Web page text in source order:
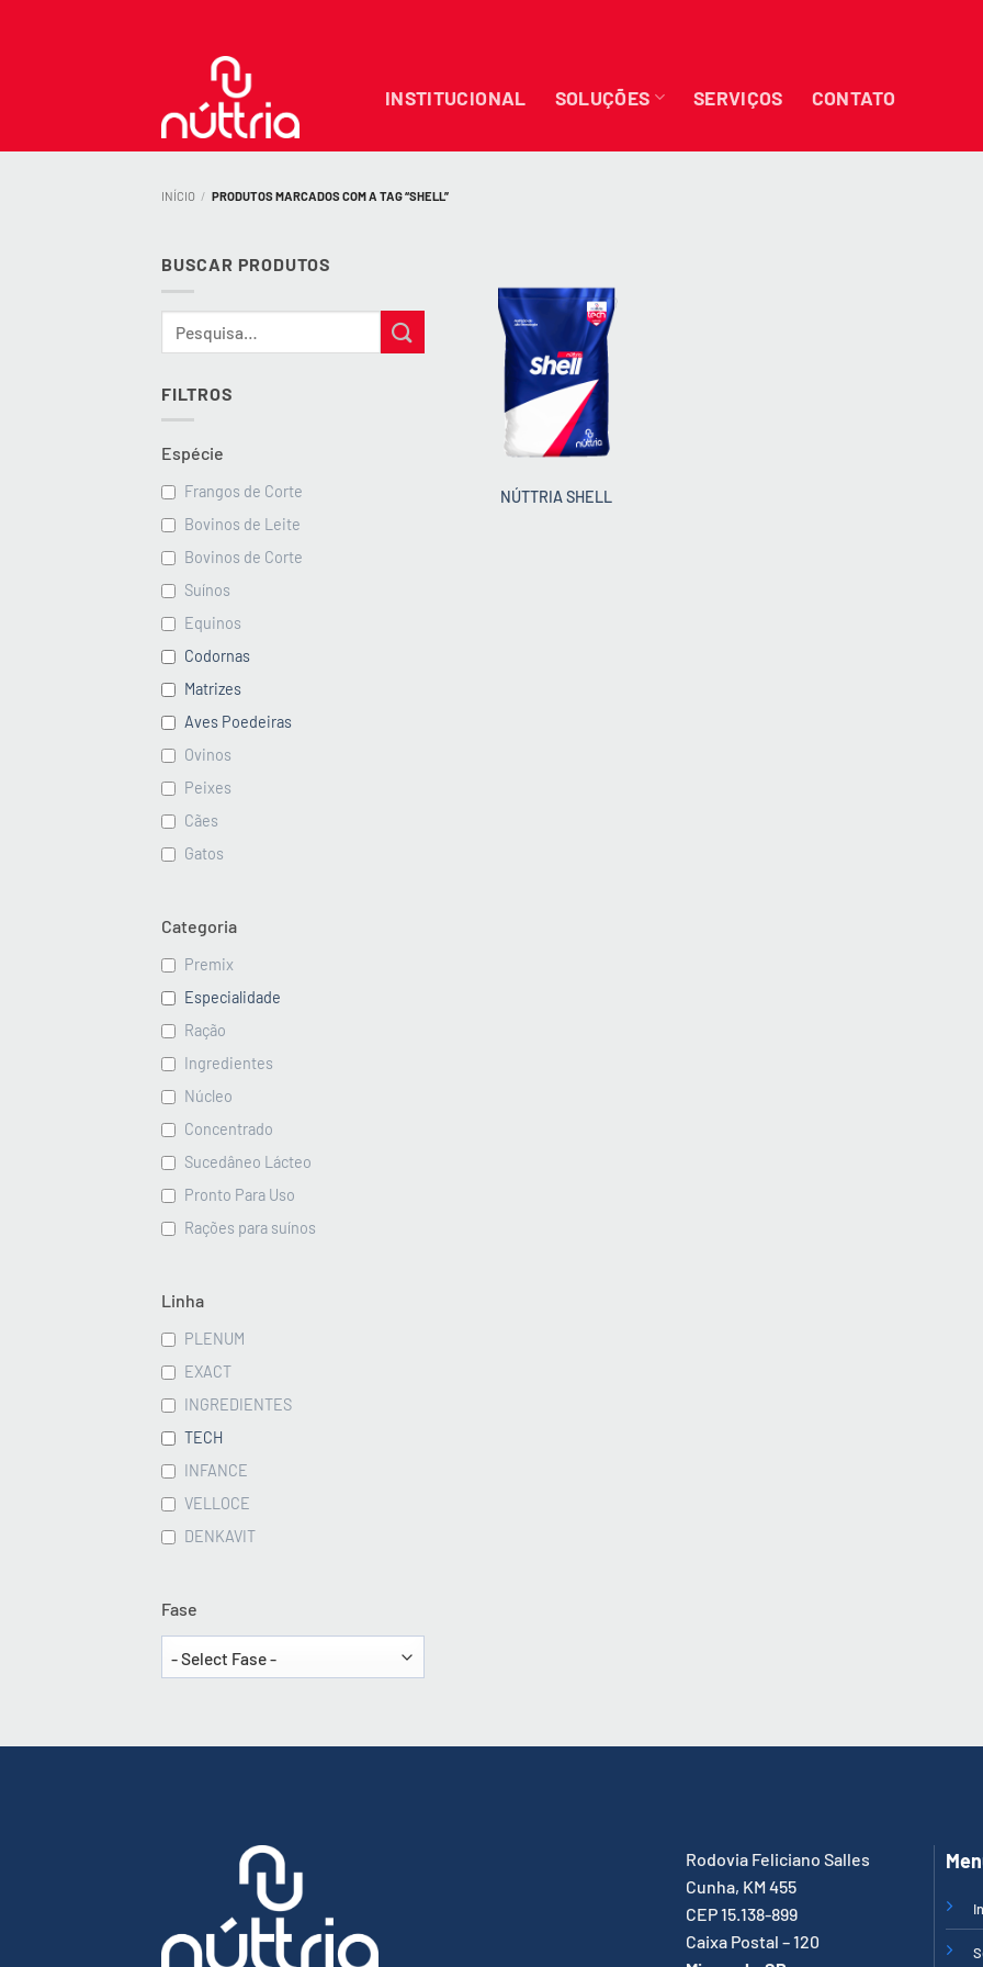
INSTITUCIONAL SOLUÇÕES SERVIÇOS CONTATO
INÍCIO / PRODUTOS MARCADOS COM A TAG “SHELL”
BUSCAR PRODUTOS
FILTROS
Espécie
Frangos de Corte
Bovinos de Leite
Bovinos de Corte
Suínos
Equinos
Codornas
Matrizes
Aves Poedeiras
Ovinos
Peixes
Cães
Gatos
Categoria
Premix
Especialidade
Ração
Ingredientes
Núcleo
Concentrado
Sucedâneo Lácteo
Pronto Para Uso
Rações para suínos
Linha
PLENUM
EXACT
INGREDIENTES
TECH
INFANCE
VELLOCE
DENKAVIT
Fase
NÚTTRIA SHELL
Rodovia Feliciano Salles
Cunha, KM 455
CEP 15.138-899
Caixa Postal – 120